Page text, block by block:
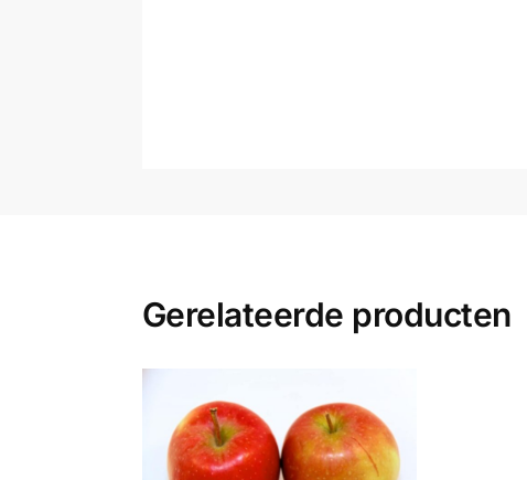
Gerelateerde producten